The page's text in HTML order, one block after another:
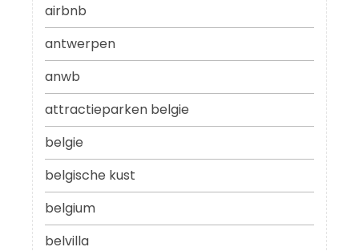
airbnb
antwerpen
anwb
attractieparken belgie
belgie
belgische kust
belgium
belvilla